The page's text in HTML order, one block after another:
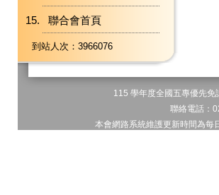
聯合會首頁
到站人次：3966076
115 學年度全國五專優先
聯絡電話
本會網路系統維護更新時間為每